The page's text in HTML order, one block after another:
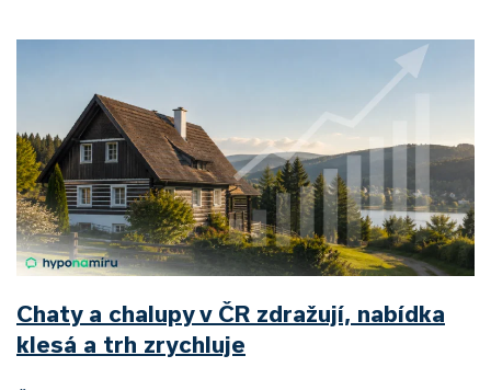
Chaty a chalupy v ČR zdražují, nabídka
klesá a trh zrychluje